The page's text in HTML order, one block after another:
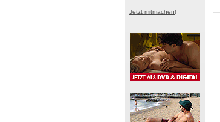
Jetzt mitmachen!